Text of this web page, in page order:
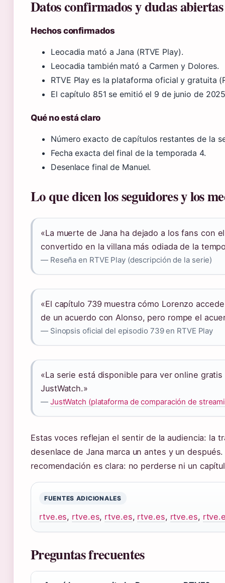
Datos confirmados y dudas abiertas
Hechos confirmados
Leocadia mató a Jana (RTVE Play).
Leocadia también mató a Carmen y Dolores.
RTVE Play es la plataforma oficial y gratuita
El capítulo 851 se emitió el 9 de junio de
Qué no está claro
Número exacto de capítulos restantes de la
Fecha exacta del final de la temporada 4.
Desenlace final de Manuel.
Lo que dicen los seguidores y los
«La muerte de Jana ha dejado a los fans con
convertido en la villana más odiada de la
— Reseña en RTVE Play (descripción de la serie)
«El capítulo 739 muestra cómo Lorenzo
de un acuerdo con Alonso, pero rompe el
— Sinopsis oficial del episodio 739 en RTVE Play
«La serie está disponible para ver online
JustWatch.»
— JustWatch (plataforma de comparación de
Estas voces reflejan el sentir de la audiencia: la
desenlace de Jana marca un antes y un
recomendación es clara: no perderse ni un
FUENTES ADICIONALES
rtve.es, rtve.es, rtve.es, rtve.es, rtve.es,
Preguntas frecuentes